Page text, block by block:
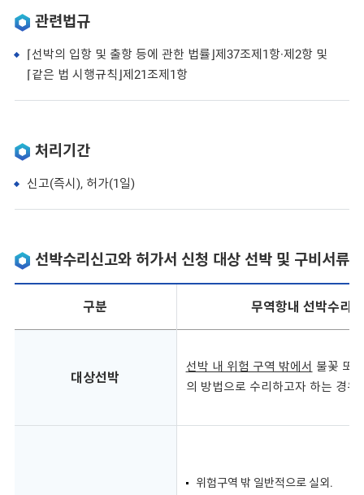
관련법규
⌈선박의 입항 및 출항 등에 관한 법률⌋제37조제1항·제2항 및
⌈같은 법 시행규칙⌋제21조제1항
처리기간
신고(즉시), 허가(1일)
선박수리신고와 허가서 신청 대상 선박 및 구비서류
구분 무역항내 선박수리
대상선박
선박 내 위험 구역 밖에서 불꽃 또
의 방법으로 수리하고자 하는 경우
위험구역 밖 일반적으로 실외.